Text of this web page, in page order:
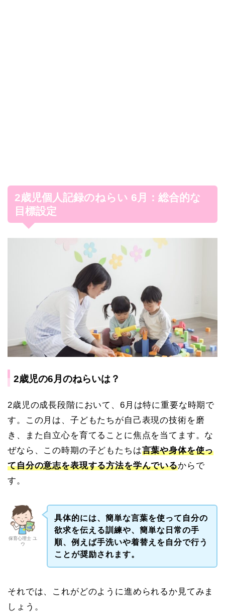
2歳児個人記録のねらい 6月：総合的な
目標設定
2歳児の6月のねらいは？
2歳児の成長段階において、6月は特に重要な時期で
す。この月は、子どもたちが自己表現の技術を磨
き、また自立心を育てることに焦点を当てます。な
ぜなら、この時期の子どもたちは言葉や身体を使っ
て自分の意志を表現する方法を学んでいるからで
す。
保育心理士 ユ
ウ
具体的には、簡単な言葉を使って自分の
欲求を伝える訓練や、簡単な日常の手
順、例えば手洗いや着替えを自分で行う
ことが奨励されます。
それでは、これがどのように進められるか見てみま
しょう。